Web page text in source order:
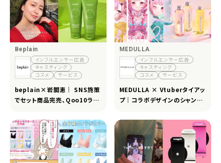
Beplain
インフルエンサー広告
キャスティング
コスメ
サービス
beplain×岩間恵｜ SNS施策
でセット商品完売、Qoo10ラン
MEDULLA
インフルエンサー広告
キャスティング
コスメ
サービス
MEDULLA × Vtuberタイアッ
プ｜コラボデザインのシャンプ
成功